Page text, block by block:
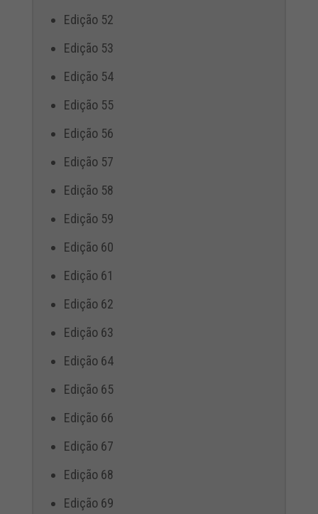
Edição 52
Edição 53
Edição 54
Edição 55
Edição 56
Edição 57
Edição 58
Edição 59
Edição 60
Edição 61
Edição 62
Edição 63
Edição 64
Edição 65
Edição 66
Edição 67
Edição 68
Edição 69